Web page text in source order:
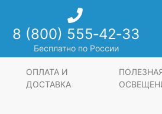
8 (800) 555‑42‑33
Бесплатно по России
ОПЛАТА И
ДОСТАВКА